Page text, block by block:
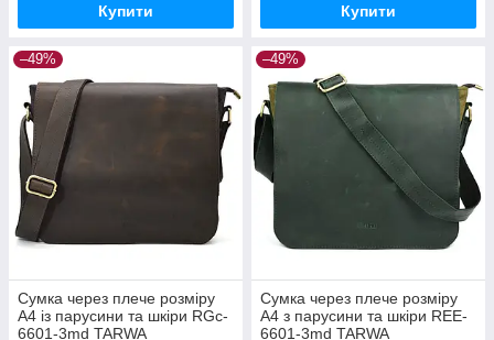
Купити Купити
–49%
Сумка через плече розміру
А4 із парусини та шкіри RGc-
6601-3md TARWA
–49%
Сумка через плече розміру
А4 з парусини та шкіри REE-
6601-3md TARWA